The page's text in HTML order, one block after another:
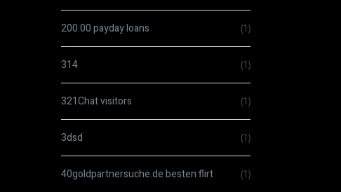
200.00 payday loans (1)
314 (1)
321Chat visitors (1)
3dsd (1)
40goldpartnersuche.de besten flirt (1)